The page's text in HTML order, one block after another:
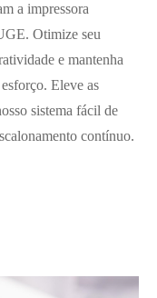
a impressora
Otimize seu
e mantenha
Eleve as
sistema fácil de
contínuo.